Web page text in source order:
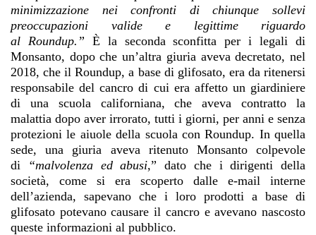
minimizzazione nei confronti di chiunque sollevi
preoccupazioni valide e legittime riguardo
al Roundup.” È la seconda sconfitta per i legali di
Monsanto, dopo che un’altra giuria aveva decretato, nel
2018, che il Roundup, a base di glifosato, era da ritenersi
responsabile del cancro di cui era affetto un giardiniere
di una scuola californiana, che aveva contratto la
malattia dopo aver irrorato, tutti i giorni, per anni e senza
protezioni le aiuole della scuola con Roundup. In quella
sede, una giuria aveva ritenuto Monsanto colpevole
di
“malvolenza ed abusi,” dato che i dirigenti della
società, come si era scoperto dalle e-mail interne
dell’azienda, sapevano che i loro prodotti a base di
glifosato potevano causare il cancro e avevano nascosto
queste informazioni al pubblico.